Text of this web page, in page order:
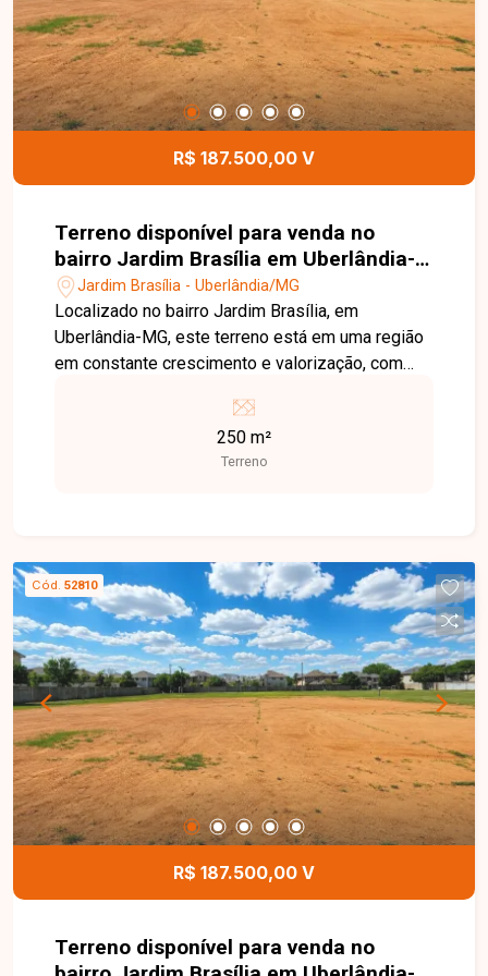
venha conhecer todos os detalhes deste imóvel
R$ 187.500,00 V
Terreno disponível para venda no
bairro Jardim Brasília em Uberlândia-
MGJardim Brasília - Uberlândia/MG
Localizado no bairro Jardim Brasília, em
Uberlândia-MG, este terreno está em uma região
em constante crescimento e valorização, com
principais vias da cidade e próximo a
supermercados, escolas, farmácias, comércios e
diversos serviços, oferecendo praticidade e
O lote apresenta excelente aproveitamento para
projetos residenciais, sendo ideal para a
construção da casa própria ou para investimento
em uma região com grande potencial de
valorização. Esta é uma excelente oportunidade
para adquirir um terreno bem localizado no bairro
Jardim Brasília. Agende uma visita e venha
conhecer todos os detalhes deste imóvel.
250 m²
Terreno
Cód. 52810
R$ 187.500,00 V
Terreno disponível para venda no